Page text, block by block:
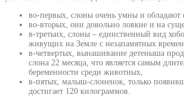
во-первых, слоны очень умны и обладают
во-вторых, они довольно ловкие и на
в-третьих, слоны – единственный вид
живущих на Земле с незапамятных
в-четвертых, вынашивание детеныша
слона 22 месяца, что является самым
беременности среди животных,
в-пятых, малыш-слоненок, только
достигает 120 килограммов.